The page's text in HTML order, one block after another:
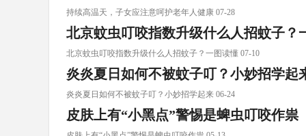
持续高温天，子女应注意呵护老年人健康 07-28
北京蚊虫叮咬指数升级什么人招蚊子？
北京蚊虫叮咬指数升级什么人招蚊子？一图读懂 07-10
炎炎夏日如何不被蚊子叮？小妙招学起
炎炎夏日如何不被蚊子叮？小妙招学起来 06-24
皮肤上有“小黑点”警惕是蜱虫叮咬作祟